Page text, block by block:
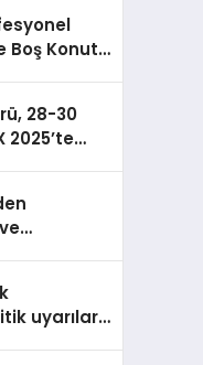
Boş Konut
28-30
2025’te
uyarılar: